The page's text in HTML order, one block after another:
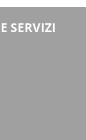
SERVIZI